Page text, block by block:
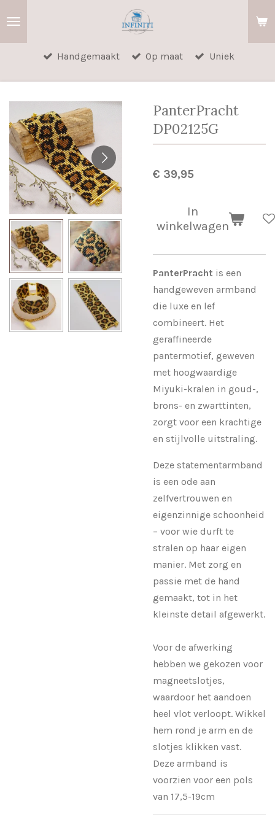
hoofdinhoud
Handgemaakt Op maat Uniek
PanterPracht
DP02125G
€ 39,95
In
winkelwagen
PanterPracht is een
handgeweven armband
die luxe en lef
combineert. Het
geraffineerde
pantermotief, geweven
met hoogwaardige
Miyuki-kralen in goud-,
brons- en zwarttinten,
zorgt voor een krachtige
en stijlvolle uitstraling.
Deze statementarmband
is een ode aan
zelfvertrouwen en
eigenzinnige schoonheid
– voor wie durft te
stralen op haar eigen
manier. Met zorg en
passie met de hand
gemaakt, tot in het
kleinste detail afgewerkt.
Voor de afwerking
hebben we gekozen voor
magneetslotjes,
waardoor het aandoen
heel vlot verloopt. Wikkel
hem rond je arm en de
slotjes klikken vast.
Deze armband is
voorzien voor een pols
van 17,5-19cm